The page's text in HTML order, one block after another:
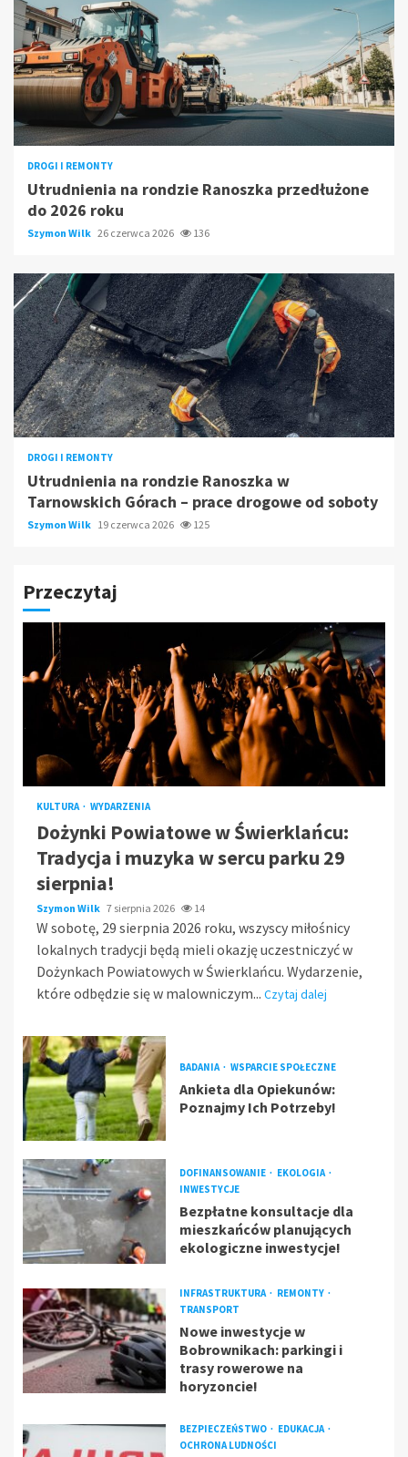
DROGI I REMONTY
Utrudnienia na rondzie Ranoszka przedłużone
do 2026 roku
Szymon Wilk 26 czerwca 2026 136
DROGI I REMONTY
Utrudnienia na rondzie Ranoszka w
Tarnowskich Górach – prace drogowe od soboty
Szymon Wilk 19 czerwca 2026 125
Przeczytaj
KULTURA WYDARZENIA
Dożynki Powiatowe w Świerklańcu:
Tradycja i muzyka w sercu parku 29
sierpnia!
Szymon Wilk 7 sierpnia 2026 14
W sobotę, 29 sierpnia 2026 roku, wszyscy miłośnicy
lokalnych tradycji będą mieli okazję uczestniczyć w
Dożynkach Powiatowych w Świerklańcu. Wydarzenie,
które odbędzie się w malowniczym... Czytaj dalej
BADANIA WSPARCIE SPOŁECZNE
Ankieta dla Opiekunów:
Poznajmy Ich Potrzeby!
DOFINANSOWANIE
EKOLOGIA
INWESTYCJE
Bezpłatne konsultacje dla
mieszkańców planujących
ekologiczne inwestycje!
INFRASTRUKTURA
REMONTY
TRANSPORT
Nowe inwestycje w
Bobrownikach: parkingi i
trasy rowerowe na
horyzoncie!
BEZPIECZEŃSTWO
EDUKACJA
OCHRONA LUDNOŚCI